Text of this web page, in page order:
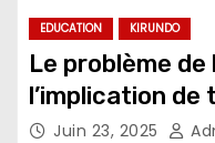
EDUCATION KIRUNDO
Le problème de
l’implication
Juin 23, 2025